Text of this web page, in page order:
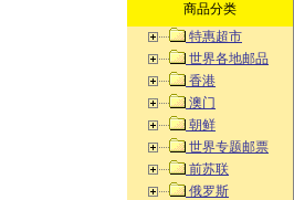
商品分类
特惠超市
世界各地邮品
香港
澳门
朝鲜
世界专题邮票
前苏联
俄罗斯